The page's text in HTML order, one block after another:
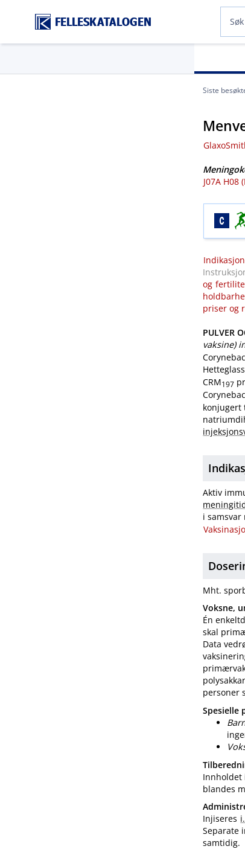
FELLESKATALOGEN
Siste
J07A
og
priser og
PULVER
vaksine)
CRM197
konjugert
Aktiv
i
Mht.
Voksne,
Én
skal
Data
personer
Spesielle
Innholdet
blandes
Injiseres
Separate
samtidig.